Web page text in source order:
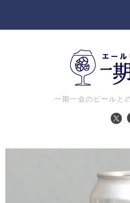
一期一会のビールと